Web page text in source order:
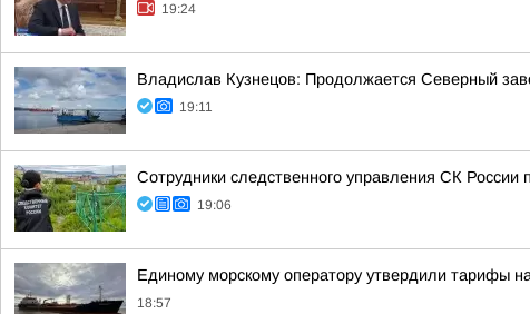
19:24
Владислав Кузнецов: Продолжается Северный
19:11
Сотрудники следственного управления СК России
19:06
Единому морскому оператору утвердили тарифы
18:57